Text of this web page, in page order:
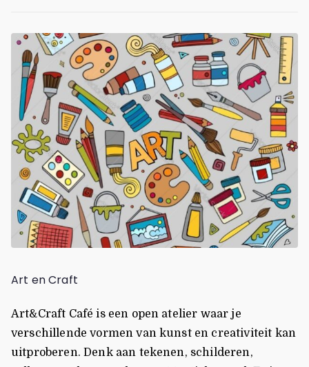
Art en Craft
Art&Craft Café is een open atelier waar je
verschillende vormen van kunst en creativiteit kan
uitproberen. Denk aan tekenen, schilderen,